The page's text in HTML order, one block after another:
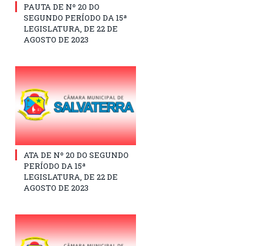
PAUTA DE Nº 20 DO
SEGUNDO PERÍODO DA 15ª
LEGISLATURA, DE 22 DE
AGOSTO DE 2023
ATA DE Nº 20 DO SEGUNDO
PERÍODO DA 15ª
LEGISLATURA, DE 22 DE
AGOSTO DE 2023